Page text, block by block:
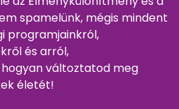
spamelünk, mégis mindent
programjainkról,
és arról,
változtatod meg
életét!